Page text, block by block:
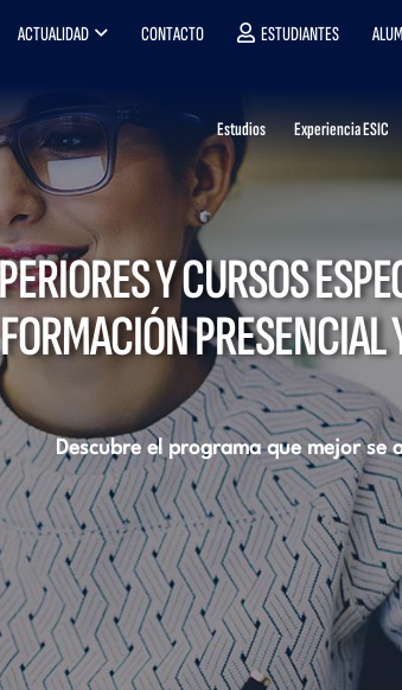
ACTUALIDAD CONTACTO ESTUDIANTES
Estudios Experiencia ESIC
Y CURSOS
FORMACIÓN PRESENCIAL
Descubre el programa que mejor se